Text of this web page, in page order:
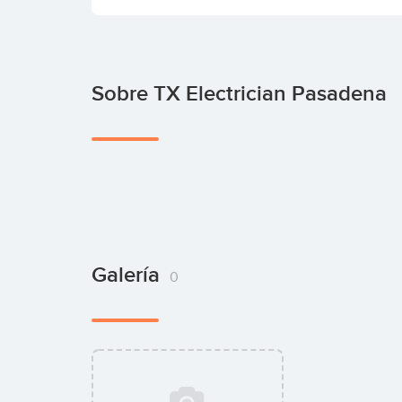
Sobre TX Electrician Pasadena
Galería 0